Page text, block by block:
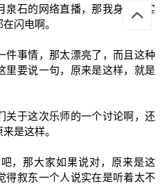
泉石的网络直播，那我身边其实
闪电啊。
件事情，那太漂亮了，而且这种
里要说一句，原来是这样，就是
关于这次乐师的一个讨论啊，还
是这样。
，那大家如果说对，原来是这
得叙东一个人说实在是听着太不